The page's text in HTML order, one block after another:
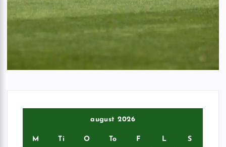
august 2026
M Ti O To F L S